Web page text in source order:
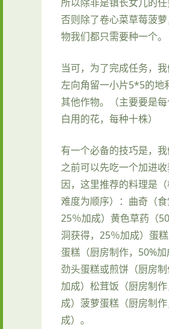
否则除了卷心菜草莓菠
物我们都只需要种一个。
当可，为了完成任务，
左向角留一小片5*5的地
其他作物。（主要要是
白用的花，每种十株）
有一个必备的技巧是，
之前可以先吃一个加进
因，这里推荐的料理是
难度为顺序）：曲奇（食
25％加成）黄色草药（
洞获得，25％加成）蛋
蛋糕（厨房制作，50%
劲头蛋糕或煎饼（厨房
加成）松茸饭（厨房制
成）菠萝蛋糕（厨房制
成）。